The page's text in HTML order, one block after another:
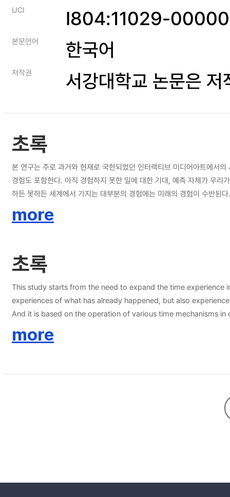
UCI I804:11029-
본문언어 한국어
저작권 서강대학교 논문은
초록
본 연구는 주로 과거와 현재로 국한되었던 인터랙티브 미디어아트에서
경험도 포함한다. 아직 경험하지 못한 일에 대한 기대, 예측 자체가 우
하든 못하든 세계에서 가지는 대부분의 경험에는 미래의 경험이 수반된
인공신경망 기술을 연구하고 이를 활용한 인터랙티브 미디어아트를
예상하여 800여 개의 포즈 시퀀스로 된 Gallery Action 데이터셋을 만들었
seq2seq 모델을 사용하여 관객의 실시간 가능 미래를 예측하는 세 점
현재 시간의 지향성을 모티브로 하여 항상 변화하려는 주체의 지향성
삼는다. 우리의 현재가 다양한 가능 미래를 만들어 내는 모습을 직접 경
구는 인공지능 기술의 예술적 활용을 통해 현재와 과거의 시간에 제한
한 분야에도 넓게 활용될 수 있을 것으로 기대한다.
more
초록
This study starts from the need to expand the time
experiences of what has already happened, but also
And it is based on the operation of various time mechanisms
current and past images. The purpose of this study is to
the work. In order to predict the possible future of the
created a Gallery Action dataset. In order to have continuity
more